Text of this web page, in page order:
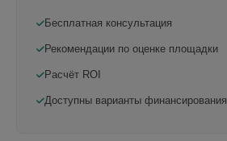
Бесплатная консультация
Рекомендации по оценке площадки
Расчёт ROI
Доступны варианты финансирования